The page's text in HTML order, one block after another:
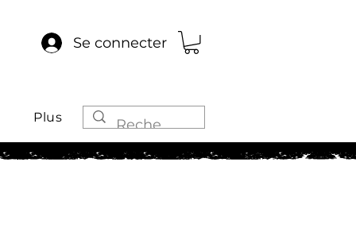
Se connecter
Plus